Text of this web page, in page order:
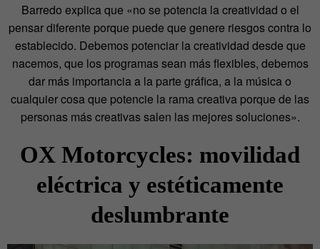
Barredo explica que «no se potencia la creatividad o el
pensar diferente porque puede que genere riesgos contra lo
establecido. Debemos potenciar la creatividad desde que
nacemos, que los programas sean más flexibles, debemos
dar más importancia a la parte gráfica, a la música o
cualquier cosa que potencie la rama creativa porque de las
personas más creativas salen las mejores soluciones».
OX Motorcycles: movilidad
eléctrica y estéticamente
deslumbrante